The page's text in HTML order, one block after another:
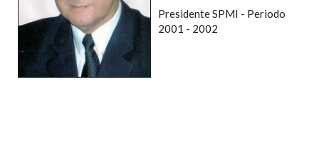
Presidente SPMI - Periodo
2001 - 2002